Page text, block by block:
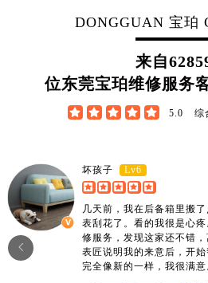
DONGGUAN 宝珀
来自
位东莞宝珀维修服务
     5.0 综
坏孩子 Lv6
几天前，我在后备箱里搬
表刮花了。看的我很是心
修服务，发现这家还不错
表匠说明我的来意后，开
完全像新的一样，我很满意
